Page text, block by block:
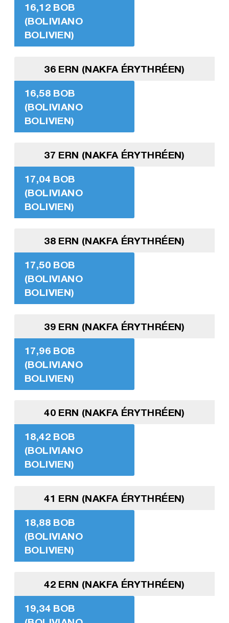
16,12 BOB
(BOLIVIANO
BOLIVIEN)
36 ERN (NAKFA ÉRYTHRÉEN)
16,58 BOB
(BOLIVIANO
BOLIVIEN)
37 ERN (NAKFA ÉRYTHRÉEN)
17,04 BOB
(BOLIVIANO
BOLIVIEN)
38 ERN (NAKFA ÉRYTHRÉEN)
17,50 BOB
(BOLIVIANO
BOLIVIEN)
39 ERN (NAKFA ÉRYTHRÉEN)
17,96 BOB
(BOLIVIANO
BOLIVIEN)
40 ERN (NAKFA ÉRYTHRÉEN)
18,42 BOB
(BOLIVIANO
BOLIVIEN)
41 ERN (NAKFA ÉRYTHRÉEN)
18,88 BOB
(BOLIVIANO
BOLIVIEN)
42 ERN (NAKFA ÉRYTHRÉEN)
19,34 BOB